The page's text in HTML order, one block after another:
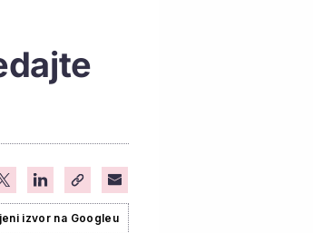
izvor na Googleu